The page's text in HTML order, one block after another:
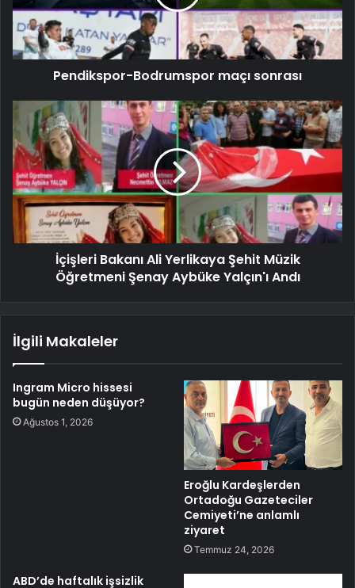
Pendikspor-Bodrumspor maçı sonrası
İçişleri Bakanı Ali Yerlikaya Şehit Müzik
Öğretmeni Şenay Aybüke Yalçın'ı Andı
İlgili Makaleler
Ingram Micro hissesi
bugün neden düşüyor?
Ağustos 1, 2026
Eroğlu Kardeşlerden
Ortadoğu Gazeteciler
Cemiyeti’ne anlamlı
ziyaret
Temmuz 24, 2026
ABD’de haftalık işsizlik